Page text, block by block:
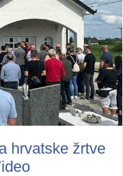
hrvatske žrtve